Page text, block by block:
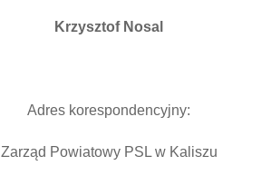
Krzysztof Nosal
Adres korespondencyjny:
Zarząd Powiatowy PSL w Kaliszu